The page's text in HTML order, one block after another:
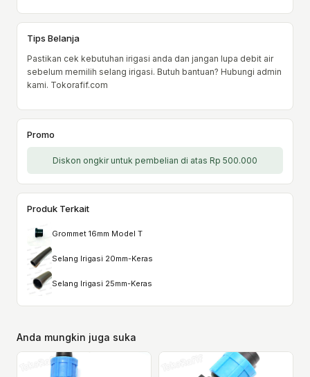
Tips Belanja
Pastikan cek kebutuhan irigasi anda dan jangan lupa debit air
sebelum memilih selang irigasi. Butuh bantuan? Hubungi admin
kami. Tokorafif.com
Promo
Diskon ongkir untuk pembelian di atas Rp 500.000
Produk Terkait
Grommet 16mm Model T
Selang Irigasi 20mm-Keras
Selang Irigasi 25mm-Keras
Anda mungkin juga suka